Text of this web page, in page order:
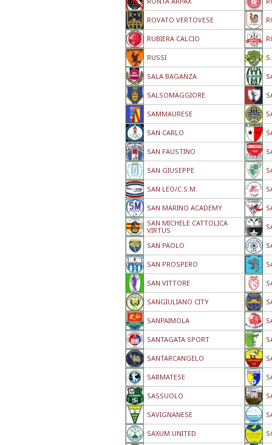
ROVATO VERTOVESE
RUBIERA CALCIO
RUSSI
SALA BAGANZA
SALSOMAGGIORE
SAMMAURESE
SAN CARLO
SAN FAUSTINO
SAN GIUSEPPE
SAN LEO/C.S.M.
SAN MARINO ACADEMY
SAN MICHELE CATTOLICA
VIRTUS
SAN PAOLO
SAN PROSPERO
SAN VITTORE
SANGIULIANO CITY
SANPAIMOLA
SANTAGATA SPORT
SANTARCANGELO
SARMATESE
SASSUOLO
SAVIGNANESE
SAXUM UNITED